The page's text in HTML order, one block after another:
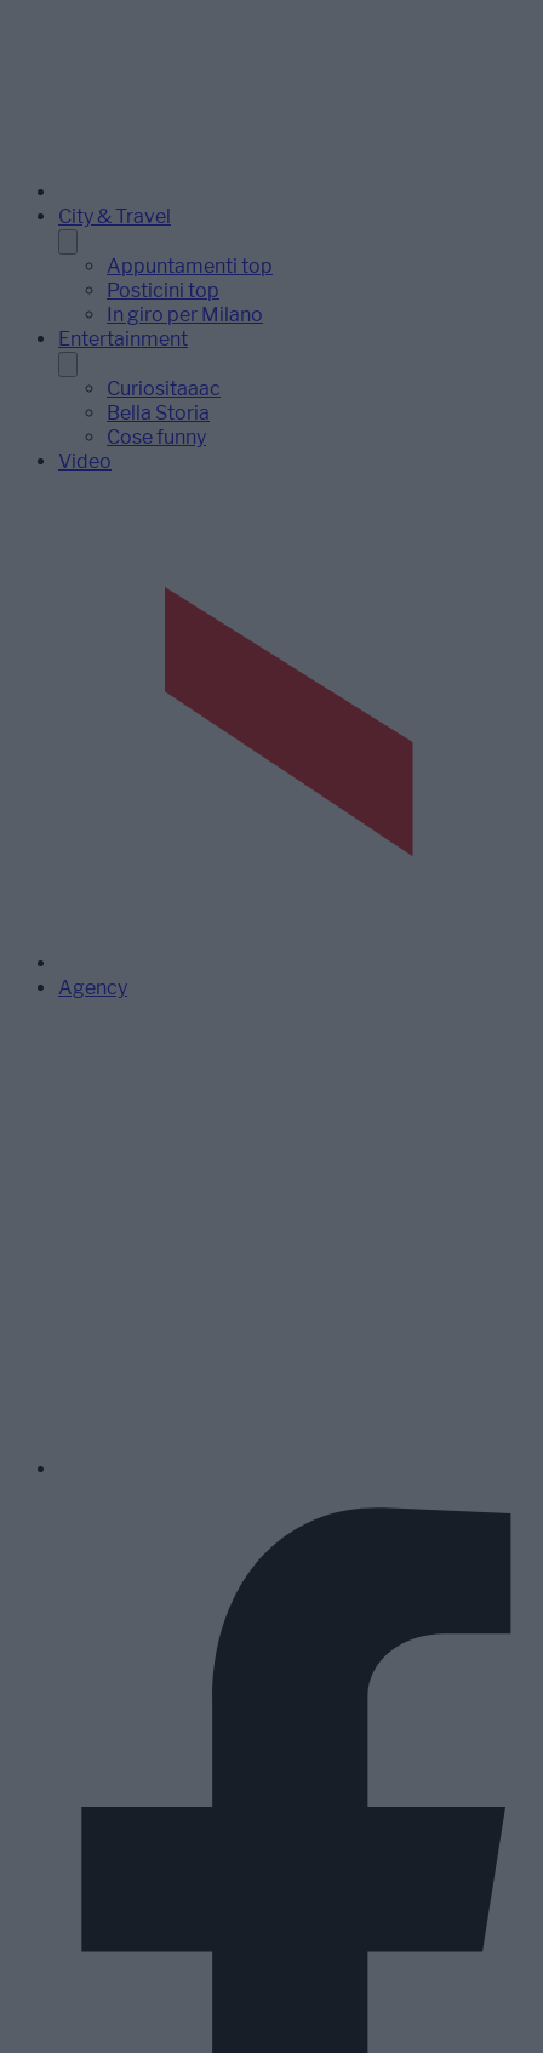
City & Travel
Appuntamenti top
Posticini top
In giro per Milano
Entertainment
Curiositaaac
Bella Storia
Cose funny
Video
Agency